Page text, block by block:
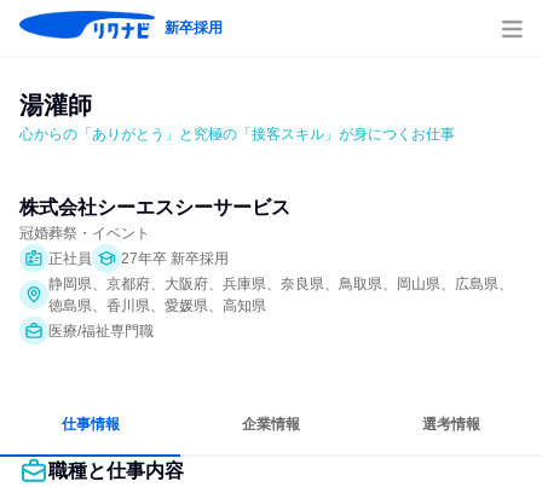
新卒採用
湯灌師
心からの「ありがとう」と究極の「接客スキル」が身につくお仕事
株式会社シーエスシーサービス
冠婚葬祭・イベント
正社員
27年卒 新卒採用
静岡県、京都府、大阪府、兵庫県、奈良県、鳥取県、岡山県、広島県、
徳島県、香川県、愛媛県、高知県
医療/福祉専門職
仕事情報 企業情報 選考情報
職種と仕事内容